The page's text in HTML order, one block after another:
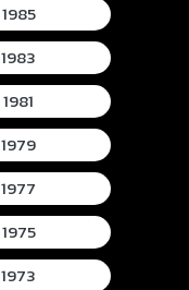
1985
1983
1981
1979
1977
1975
1973